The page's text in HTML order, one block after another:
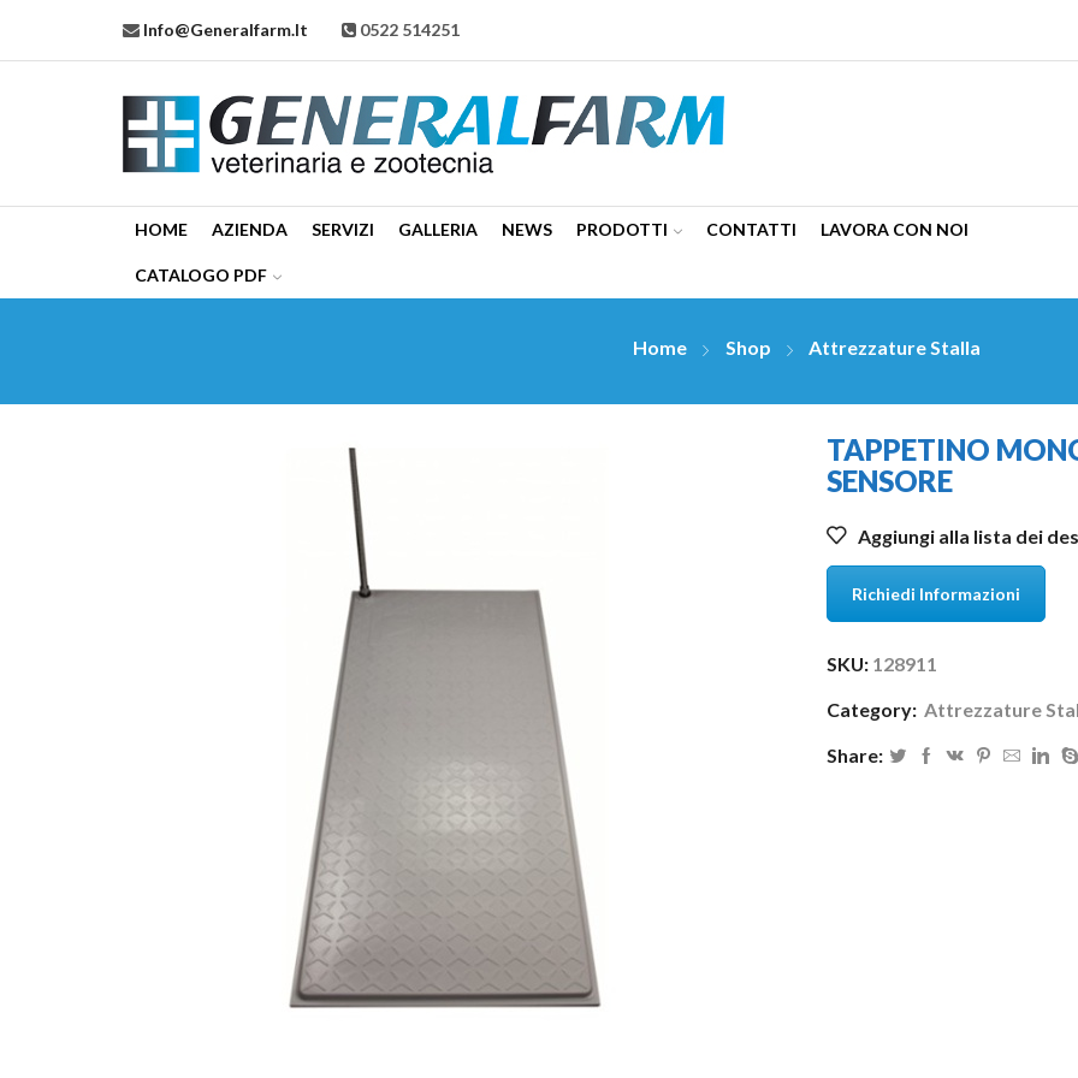
Info@generalfarm.it 0522 514251
HOME AZIENDA SERVIZI GALLERIA NEWS PRODOTTI CONTATTI LAVORA CON NOI
CATALOGO PDF
Home Shop Attrezzature Stalla
TAPPETINO
SENSORE
Aggiungi alla lista dei
Richiedi Informazioni
SKU: 128911
Category: Attrezzature
Share: